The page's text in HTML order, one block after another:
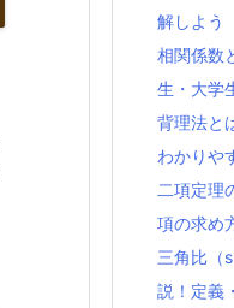
解しよう
相関係数
生・大学
背理法と
わかりや
二項定理
項の求め
三角比（
説！定義